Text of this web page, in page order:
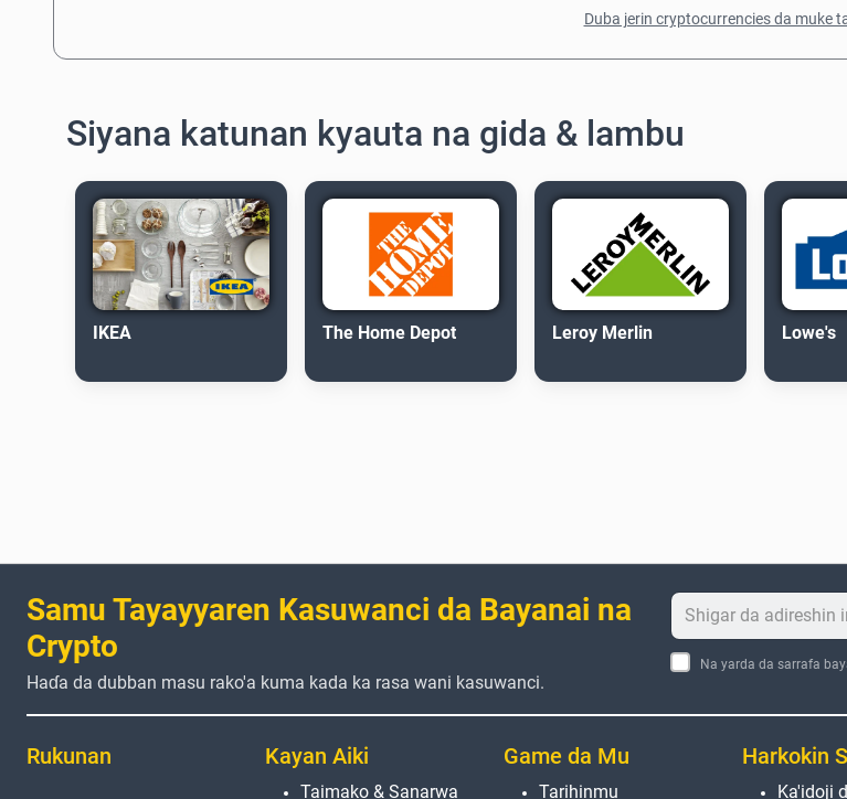
Duba jerin cryptocurrencies da muke
Siyana katunan kyauta na gida & lambu
IKEA The Home Depot Leroy Merlin Lowe's
Samu Tayayyaren Kasuwanci da Bayanai na
Crypto
Haɗa da dubban masu rako'a kuma kada ka rasa wani kasuwanci.
Na yarda da sarrafa
Rukunan Kayan Aiki
Taimako & Sanarwa
Game da Mu
Tarihinmu
Harkokin
Ka'idoji